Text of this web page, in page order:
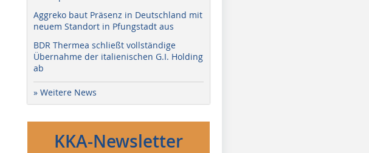
Aggreko baut Präsenz in Deutschland mit
neuem Standort in Pfungstadt aus
BDR Thermea schließt vollständige
Übernahme der italienischen G.I. Holding
ab
» Weitere News
KKA-Newsletter